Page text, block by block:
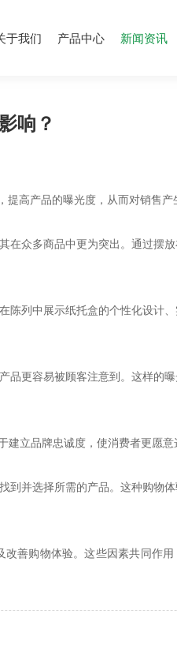
于我们 产品中心 新闻资讯
响？
高产品的曝光度，从而对销售产
众多商品中更为突出。通过摆
列中展示纸托盒的个性化设计
更容易被顾客注意到。这样的
立品牌忠诚度，使消费者更愿意
并选择所需的产品。这种购物
善购物体验。这些因素共同作